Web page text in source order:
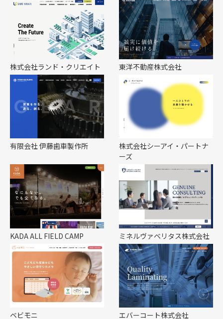
株式会社ランド・クリエイト 東洋不動産株式会社
有限会社 伊藤歯車製作所
株式会社シーアイ・パートナ
ーズ
KADA ALL FIELD CAMP ミネルヴァベリタス株式会社
ベビモニ エバーコート株式会社